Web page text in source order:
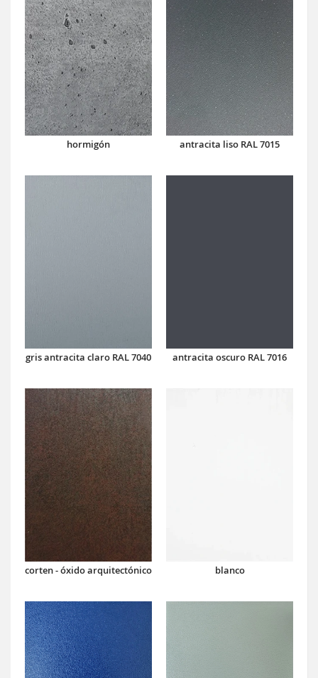
hormigón antracita liso RAL 7015
gris antracita claro RAL 7040 antracita oscuro RAL 7016
corten - óxido arquitectónico blanco